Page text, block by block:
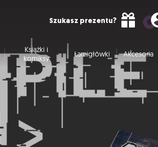
Szukasz prezentu?
Książki i
komiksy
Łamigłówki Akcesoria